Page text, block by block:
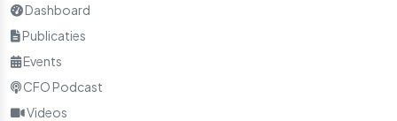
Dashboard
Publicaties
Events
CFO Podcast
Videos